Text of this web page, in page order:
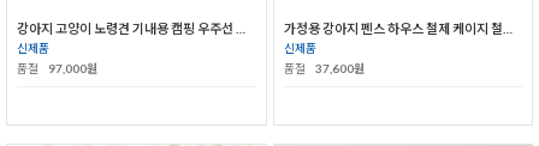
신제품
품절
97,000원
신제품
품절
37,600원